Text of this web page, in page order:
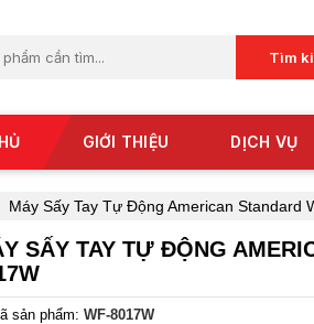
Tìm
GIỚI THIỆU DỊCH VỤ
Máy Sấy Tay Tự Động American Standard
SẤY TAY TỰ ĐỘNG
sản phẩm:WF-8017W